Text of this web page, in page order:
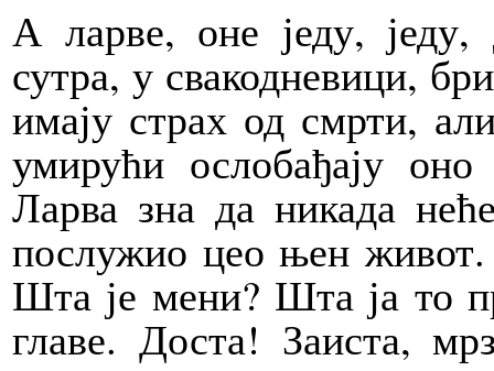
А ларве, оне једу,
сутра, у свакодневици,
имају страх од смрти,
умирући ослобађају
Ларва зна да никада
послужио цео њен
Шта је мени? Шта ја то
главе. Доста! Заиста,